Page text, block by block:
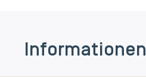
Informationen